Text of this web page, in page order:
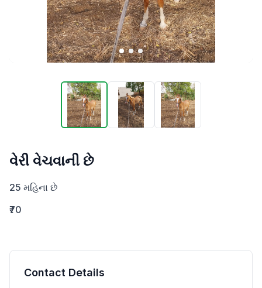
વેરી વેચવાની છે
25 મહિના છે
₹70
Contact Details